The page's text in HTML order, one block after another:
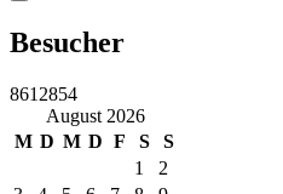
Toggle
Besucher
8612854
August 2026
M D M D F S S
1
2